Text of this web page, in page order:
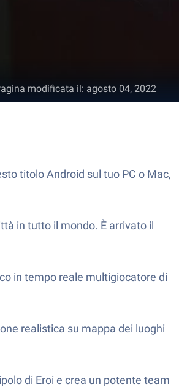
modificata il: agosto 04, 2022
titolo Android sul tuo PC o Mac,
in tutto il mondo. È arrivato il
in tempo reale multigiocatore di
realistica su mappa dei luoghi
di Eroi e crea un potente team